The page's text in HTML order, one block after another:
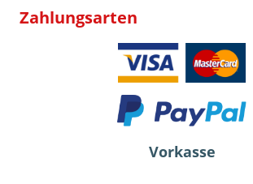
Zahlungsarten
Vorkasse